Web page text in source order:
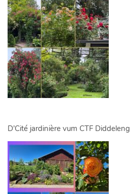
D’Cité jardinière vum CTF Diddeleng